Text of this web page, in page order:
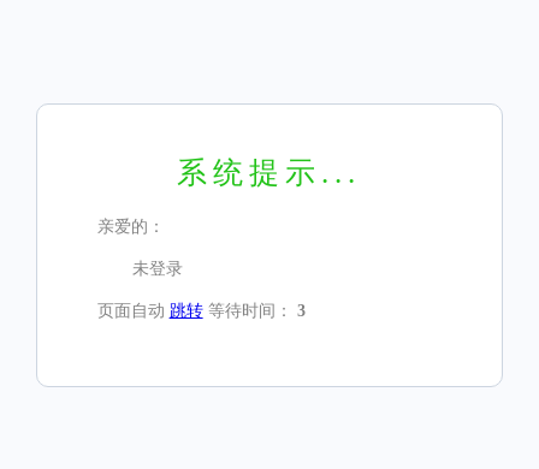
系统提示...
亲爱的：
未登录
页面自动 跳转等待时间： 3